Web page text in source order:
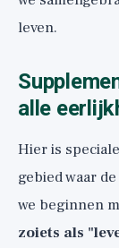
leven.
alle
Hier is
gebied waar
we beginnen
zoiets als